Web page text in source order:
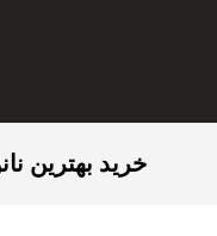
خرید بهترین